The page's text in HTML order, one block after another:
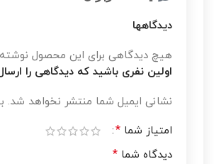
دیدگاهها
هیچ دیدگاهی برای این محصول
اولین نفری باشید که دیدگاهی را
نشانی ایمیل شما منتشر نخواهد شد.
امتیاز شما *
دیدگاه شما *